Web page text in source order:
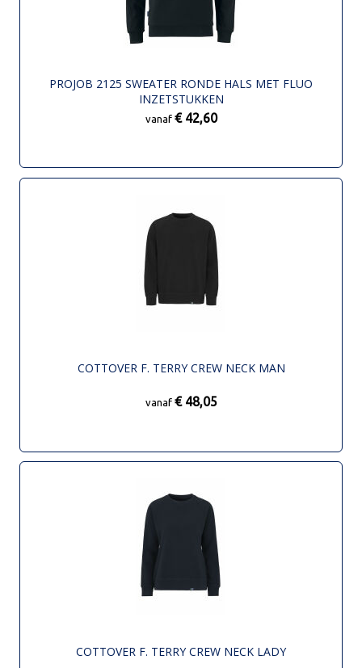
PROJOB 2125 SWEATER RONDE HALS MET FLUO
INZETSTUKKEN
vanaf € 42,60
COTTOVER F. TERRY CREW NECK MAN
vanaf € 48,05
COTTOVER F. TERRY CREW NECK LADY